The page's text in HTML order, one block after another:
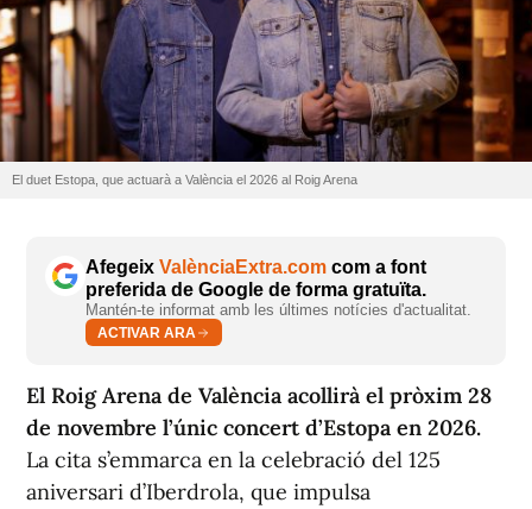
El duet Estopa, que actuarà a València el 2026 al Roig Arena
Afegeix ValènciaExtra.com com a font
preferida de Google de forma gratuïta.
Mantén-te informat amb les últimes notícies d'actualitat.
ACTIVAR ARA
El Roig Arena de València acollirà el pròxim 28
de novembre l’únic concert d’Estopa en 2026.
La cita s’emmarca en la celebració del 125
aniversari d’Iberdrola, que impulsa